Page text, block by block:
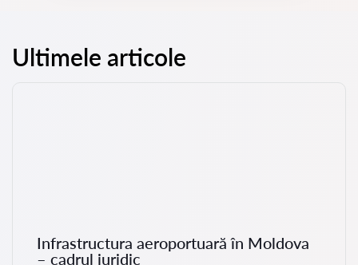
Ultimele articole
Infrastructura aeroportuară în Moldova
– cadrul juridic